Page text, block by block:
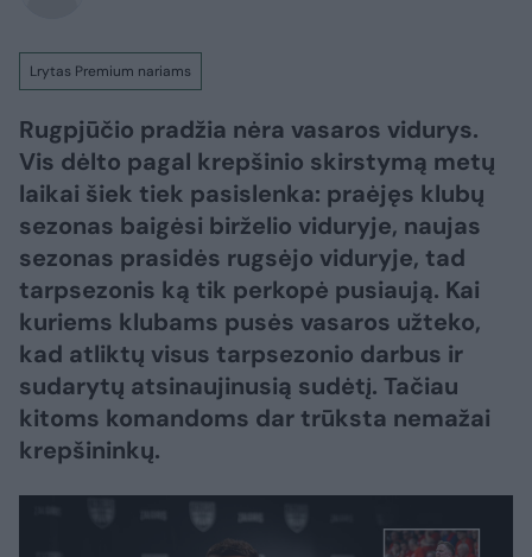
Lrytas Premium nariams
Rugpjūčio pradžia nėra vasaros vidurys.
Vis dėlto pagal krepšinio skirstymą metų
laikai šiek tiek pasislenka: praėjęs klubų
sezonas baigėsi birželio viduryje, naujas
sezonas prasidės rugsėjo viduryje, tad
tarpsezonis ką tik perkopė pusiaują. Kai
kuriems klubams pusės vasaros užteko,
kad atliktų visus tarpsezonio darbus ir
sudarytų atsinaujinusią sudėtį. Tačiau
kitoms komandoms dar trūksta nemažai
krepšininkų.